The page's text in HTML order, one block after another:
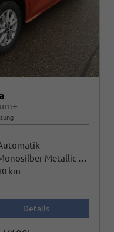
Monosilber Metallic / Energetic Orange Metallic
km
Details